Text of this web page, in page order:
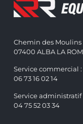
Chemin des Moulins
07400 ALBA LA
Service commercial :
06 73 16 02 14
Service administratif
04 75 52 03 34